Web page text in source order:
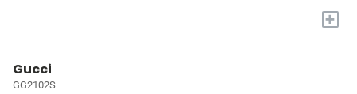
+
Gucci
GG2102S